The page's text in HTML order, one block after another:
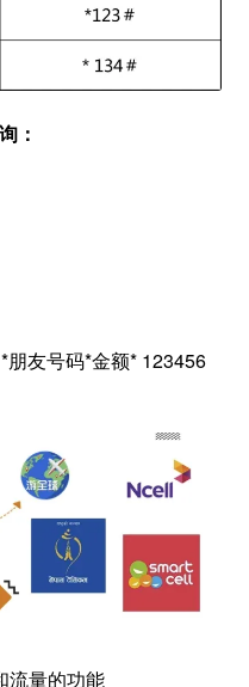
：
友号码*金额* 123456
流量的功能